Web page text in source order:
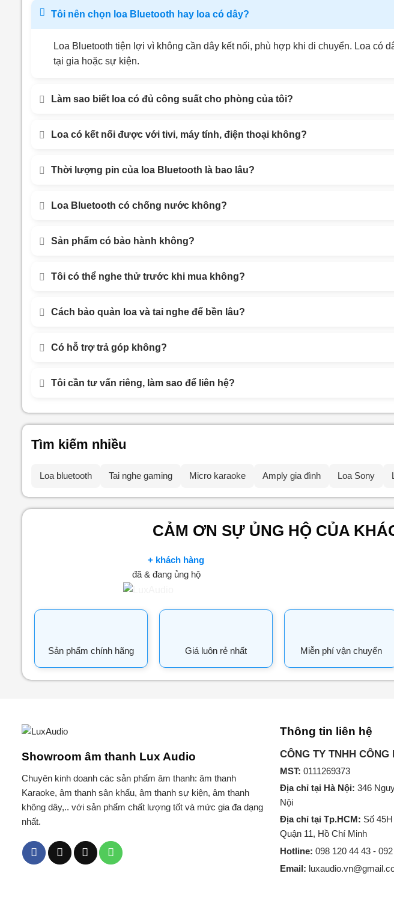
Tôi nên chọn loa Bluetooth hay loa có dây?
Loa Bluetooth tiện lợi vì không cần dây kết nối, phù hợp khi di chuyển. Loa
tại gia hoặc sự kiện.
Làm sao biết loa có đủ công suất cho phòng của tôi?
Loa có kết nối được với tivi, máy tính, điện thoại không?
Thời lượng pin của loa Bluetooth là bao lâu?
Loa Bluetooth có chống nước không?
Sản phẩm có bảo hành không?
Tôi có thể nghe thử trước khi mua không?
Cách bảo quản loa và tai nghe để bền lâu?
Có hỗ trợ trả góp không?
Tôi cần tư vấn riêng, làm sao để liên hệ?
Tìm kiếm nhiều
Loa bluetooth Tai nghe gaming Micro karaoke Amply gia đình Loa Sony
CẢM ƠN SỰ ỦNG HỘ CỦA
+ khách hàng
đã & đang ủng hộ
Sản phẩm chính hãng Giá luôn rẻ nhất Miễn phí vận chuyển
Showroom âm thanh Lux Audio
Chuyên kinh doanh các sản phẩm âm thanh: âm thanh
Karaoke, âm thanh sân khấu, âm thanh sự kiện, âm thanh
không dây,.. với sản phẩm chất lượng tốt và mức gia đa dạng
nhất.
Thông tin liên hệ
CÔNG TY TNHH CÔNG
MST:0111269373
Địa chỉ tại Hà Nội: 346
Nội
Địa chỉ tại Tp.HCM: Số
Quận 11, Hồ Chí Minh
Hotline: 098 120 44 43 -
Email: